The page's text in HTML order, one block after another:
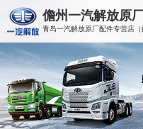
儋州一汽解放原
青岛一汽解放原厂配件专营店